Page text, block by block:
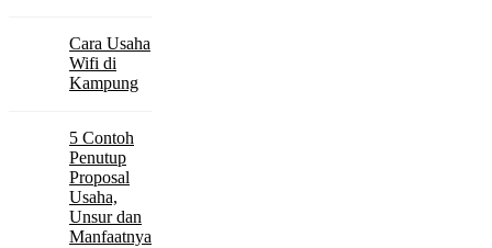
Cara Usaha
Wifi di
Kampung
5 Contoh
Penutup
Proposal
Usaha,
Unsur dan
Manfaatnya